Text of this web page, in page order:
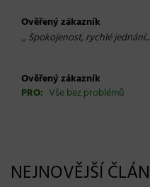
Ověřený zákazník
„ Spokojenost, rychlé jednání...
Ověřený zákazník
PRO: Vše bez problémů
NEJNOVĚJŠÍ